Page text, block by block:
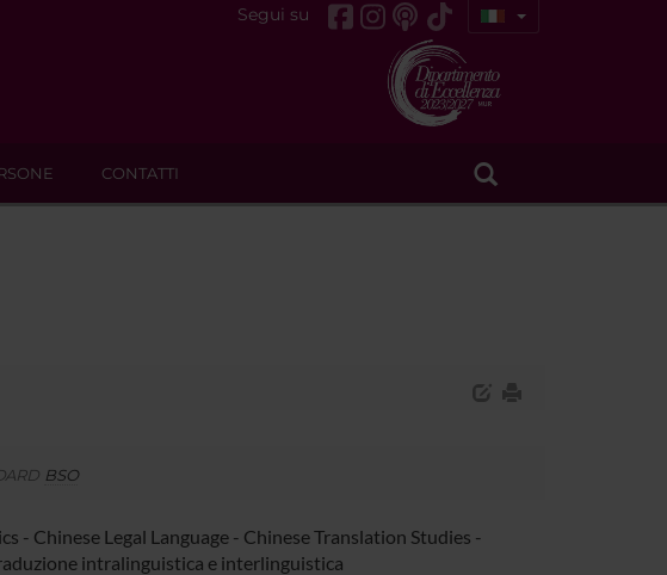
Segui su
CONTATTI
BSO
- Chinese Legal Language - Chinese Translation Studies -
intralinguistica e interlinguistica